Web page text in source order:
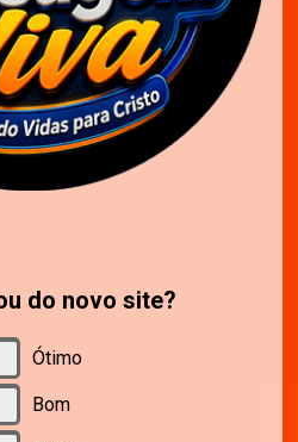
do novo site?
Ótimo
Bom